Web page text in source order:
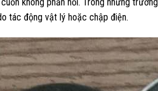
tác động vật lý hoặc chập điện.